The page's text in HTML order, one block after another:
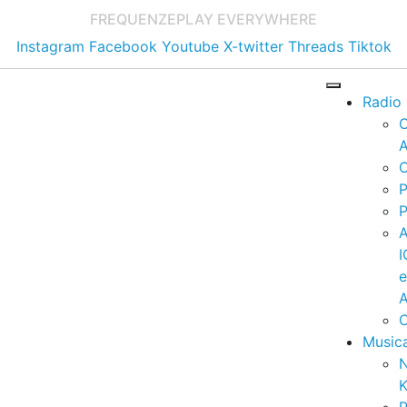
FREQUENZEPLAY EVERYWHERE
Instagram Facebook Youtube X-twitter Threads Tiktok
Radio
e